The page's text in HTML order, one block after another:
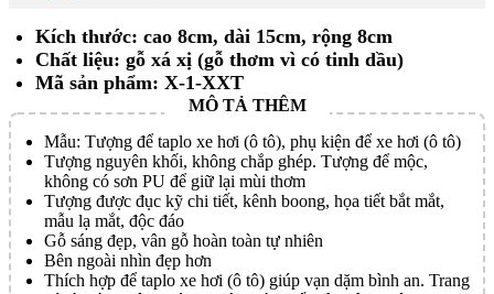
Kích thước: cao 8cm, dài 15cm, rộng 8cm
Chất liệu: gỗ xá xị (gỗ thơm vì có tinh dầu)
Mã sản phẩm: X-1-XXT
Mẫu: Tượng để taplo xe hơi (ô tô), phụ kiện để xe hơi (ô tô)
Tượng nguyên khối, không chắp ghép. Tượng để mộc,
không có sơn PU để giữ lại mùi thơm
Tượng được đục kỹ chi tiết, kênh boong, họa tiết bắt mắt,
mẫu lạ mắt, độc đáo
Gỗ sáng đẹp, vân gỗ hoàn toàn tự nhiên
Bên ngoài nhìn đẹp hơn
Thích hợp để taplo xe hơi (ô tô) giúp vạn dặm bình an. Trang